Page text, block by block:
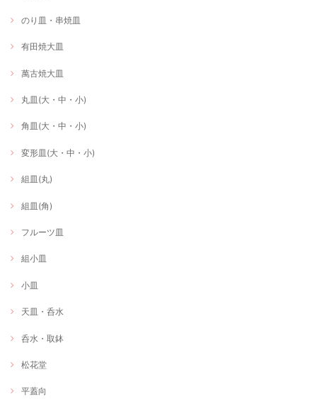
のり皿・串焼皿
有田焼大皿
萬古焼大皿
丸皿(大・中・小)
角皿(大・中・小)
変形皿(大・中・小)
組皿(丸)
組皿(角)
フルーツ皿
組小皿
小皿
天皿・呑水
呑水・取鉢
松花堂
平蓋向